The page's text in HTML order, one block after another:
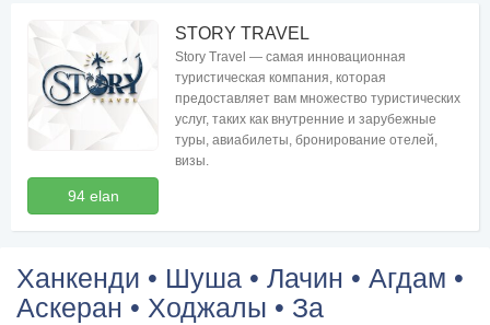
94 elan
STORY TRAVEL
Story Travel — самая инновационная
туристическая компания, которая
предоставляет вам множество туристических
услуг, таких как внутренние и зарубежные
туры, авиабилеты, бронирование отелей,
визы.
Ханкенди • Шуша • Лачин • Агдам •
Аскеран • Ходжалы • За